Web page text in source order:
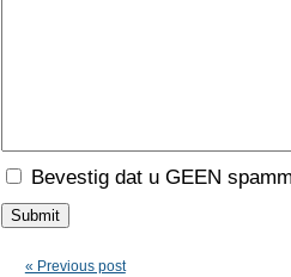
Bevestig dat u GEEN
« Previous post